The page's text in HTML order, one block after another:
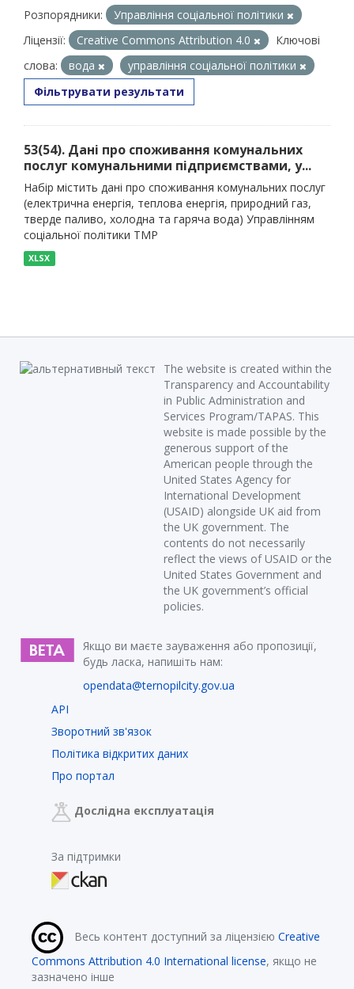
Розпорядники:
Управління соціальної політики
Ліцензії:
Creative Commons Attribution 4.0
Ключові
слова:
вода
управління соціальної політики
Фільтрувати результати
53(54). Дані про споживання комунальних
послуг комунальними підприємствами, у...
Набір містить дані про споживання комунальних послуг
(електрична енергія, теплова енергія, природний газ,
тверде паливо, холодна та гаряча вода) Управлінням
соціальної політики ТМР
XLSX
The website is created within the
Transparency and Accountability
in Public Administration and
Services Program/TAPAS. This
website is made possible by the
generous support of the
American people through the
United States Agency for
International Development
(USAID) alongside UK aid from
the UK government. The
contents do not necessarily
reflect the views of USAID or the
United States Government and
the UK government’s official
policies.
Якщо ви маєте зауваження або пропозиції,
будь ласка, напишіть нам:
opendata@ternopilcity.gov.ua
API
Зворотний зв'язок
Політика відкритих даних
Про портал
Дослідна експлуатація
За підтримки
Весь контент доступний за ліцензією Creative
Commons Attribution 4.0 International license, якщо не
зазначено інше